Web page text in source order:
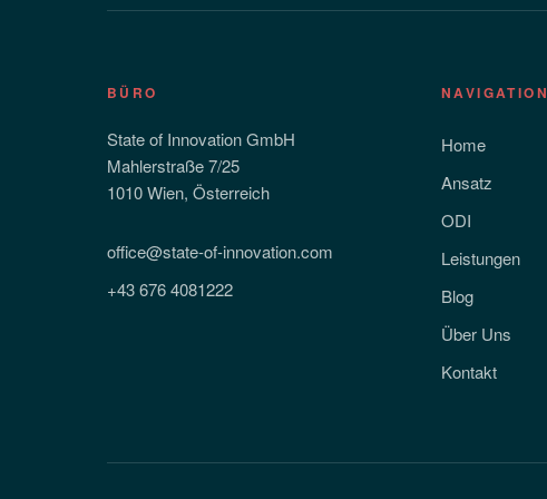
BÜRO
State of Innovation GmbH
Mahlerstraße 7/25
1010 Wien, Österreich
office@state-of-innovation.com
+43 676 4081222
NAVIGATION
Home
Ansatz
ODI
Leistungen
Blog
Über Uns
Kontakt